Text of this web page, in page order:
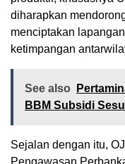
diharapkan
menciptakan
ketimpangan
See also
BBM Subsidi
Sejalan dengan itu,
Pengawasan